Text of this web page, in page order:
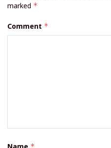
marked *
Comment *
Name *